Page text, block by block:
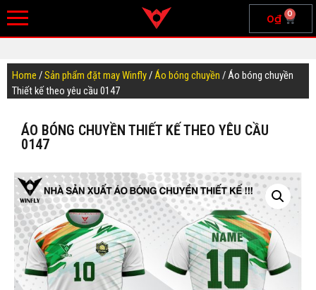
0₫ 0
Home /Sản phẩm đặt may Winfly/Áo bóng chuyền / Áo bóng chuyền
Thiết kế theo yêu cầu 0147
ÁO BÓNG CHUYỀN THIẾT KẾ THEO YÊU CẦU
0147